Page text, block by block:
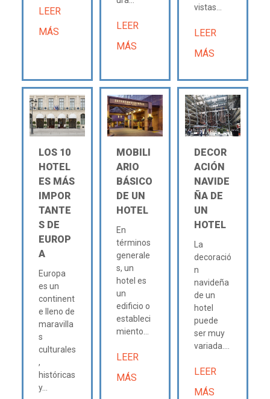
LEER
MÁS
LEER
MÁS
vistas...
LEER
MÁS
LOS 10
HOTEL
ES MÁS
IMPOR
TANTE
S DE
EUROP
A
Europa
es un
continent
e lleno de
maravilla
s
culturales
,
históricas
y...
MOBILI
ARIO
BÁSICO
DE UN
HOTEL
En
términos
generale
s, un
hotel es
un
edificio o
estableci
miento...
LEER
MÁS
DECOR
ACIÓN
NAVIDE
ÑA DE
UN
HOTEL
La
decoració
n
navideña
de un
hotel
puede
ser muy
variada....
LEER
MÁS